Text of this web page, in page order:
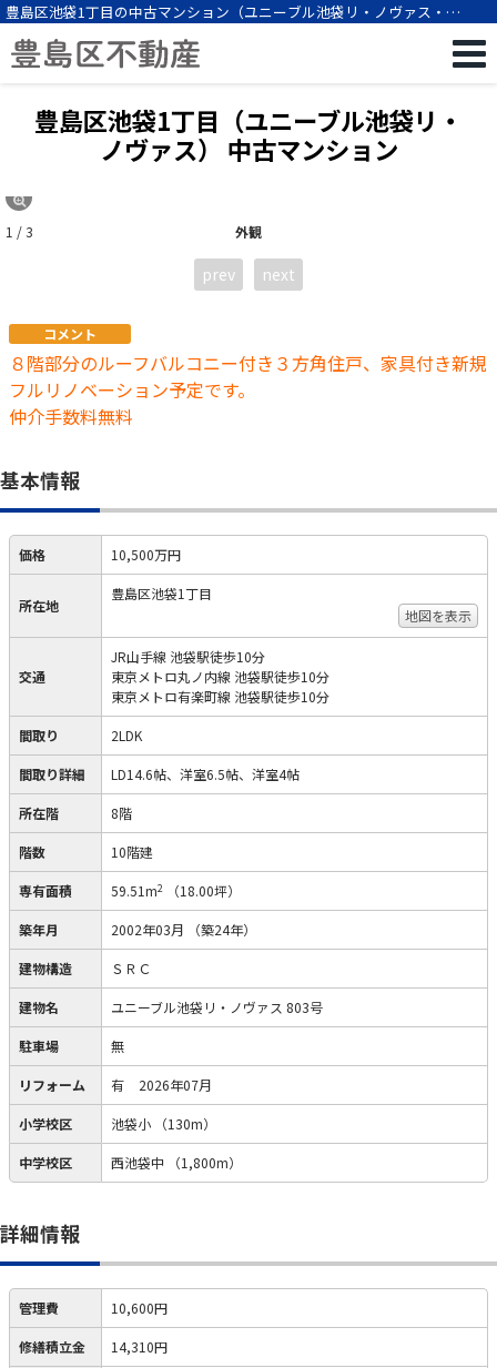
豊島区池袋1丁目の中古マンション（ユニーブル池袋リ・ノヴァス・
2LDK・池袋駅徒歩10分）[12512]
豊島区池袋1丁目（ユニーブル池袋リ・
ノヴァス） 中古マンション
外観
1 / 3
prev next
コメント
８階部分のルーフバルコニー付き３方角住戸、家具付き新規
フルリノベーション予定です。
仲介手数料無料
基本情報
価格 10,500万円
所在地
豊島区池袋1丁目
地図を表示
交通
JR山手線 池袋駅徒歩10分
東京メトロ丸ノ内線 池袋駅徒歩10分
東京メトロ有楽町線 池袋駅徒歩10分
間取り 2LDK
間取り詳細 LD14.6帖、洋室6.5帖、洋室4帖
所在階 8階
階数 10階建
専有面積 59.51m2 （18.00坪）
築年月 2002年03月 （築24年）
建物構造 ＳＲＣ
建物名 ユニーブル池袋リ・ノヴァス 803号
駐車場 無
リフォーム 有 2026年07月
小学校区 池袋小 （130m）
中学校区 西池袋中 （1,800m）
詳細情報
管理費 10,600円
修繕積立金 14,310円